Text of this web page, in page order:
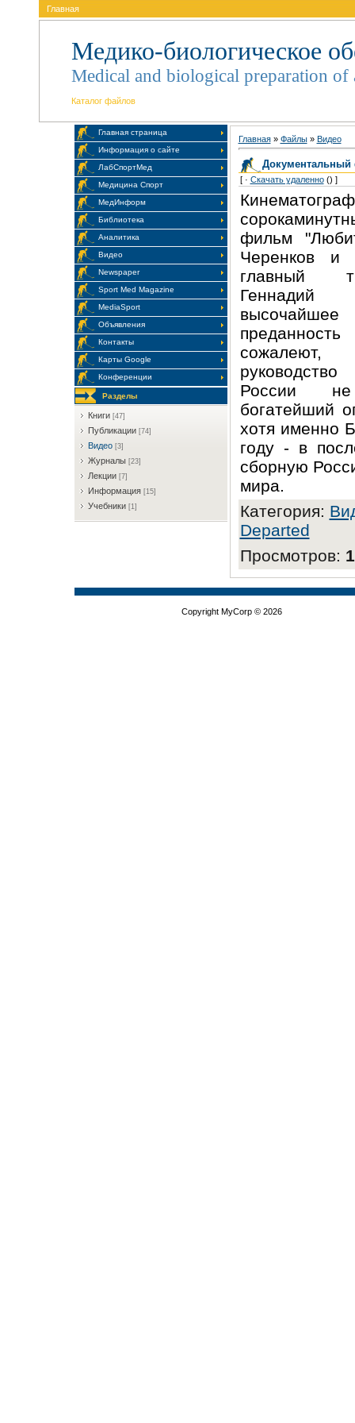
Главная
Медико-биологическое
Medical and biological preparation of
Каталог файлов
Главная страница
Информация о сайте
ЛабСпортМед
Медицина Спорт
МедИнформ
Библиотека
Аналитика
Видео
Newspaper
Sport Med Magazine
MediaSport
Объявления
Контакты
Карты Google
Конференции
Разделы
Книги [47]
Публикации [74]
Видео [3]
Журналы [23]
Лекции [7]
Информация [15]
Учебники [1]
Главная» Файлы» Видео
Документальный
[ · Скачать удаленно() ]
фильм
Черенков и
главный
Геннадий
сожалеют,
России
богатейший
хотя именно
году - в
сборную
мира.
Категория:
Departed
Просмотров:
Copyright MyCorp © 2026